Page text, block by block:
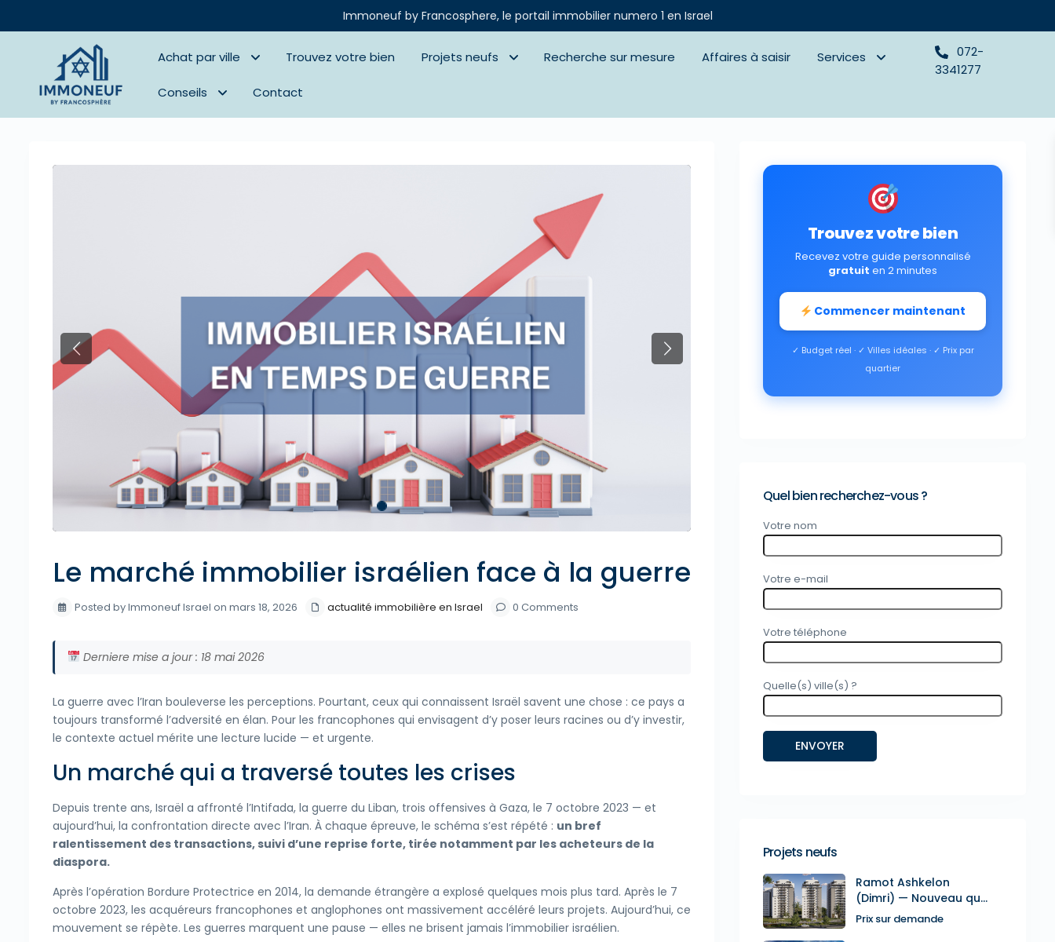
Immoneuf by Francosphere, le portail immobilier numero 1 en Israel
Achat par ville Trouvez votre bien Projets neufs Recherche sur mesure Affaires à saisir Services
Conseils Contact
072-
3341277
Previous Next
Le marché immobilier israélien face à la guerre
Posted by Immoneuf Israel on mars 18, 2026 actualité immobilière en Israel 0 Comments
Derniere mise a jour : 18 mai 2026
La guerre avec l’Iran bouleverse les perceptions. Pourtant, ceux qui connaissent Israël savent une chose : ce pays a
toujours transformé l’adversité en élan. Pour les francophones qui envisagent d’y poser leurs racines ou d’y investir,
le contexte actuel mérite une lecture lucide — et urgente.
Un marché qui a traversé toutes les crises
Depuis trente ans, Israël a affronté l’Intifada, la guerre du Liban, trois offensives à Gaza, le 7 octobre 2023 — et
aujourd’hui, la confrontation directe avec l’Iran. À chaque épreuve, le schéma s’est répété : un bref
ralentissement des transactions, suivi d’une reprise forte, tirée notamment par les acheteurs de la
diaspora.
Après l’opération Bordure Protectrice en 2014, la demande étrangère a explosé quelques mois plus tard. Après le 7
octobre 2023, les acquéreurs francophones et anglophones ont massivement accéléré leurs projets. Aujourd’hui, ce
mouvement se répète. Les guerres marquent une pause — elles ne brisent jamais l’immobilier israélien.
Trouvez votre bien
Recevez votre guide personnalisé
gratuit en 2 minutes
Commencer maintenant
✓ Budget réel · ✓ Villes idéales · ✓ Prix par
quartier
Quel bien recherchez-vous ?
Votre nom
Votre e-mail
Votre téléphone
Quelle(s) ville(s) ?
Projets neufs
Ramot Ashkelon
(Dimri) — Nouveau qu...
Prix sur demande